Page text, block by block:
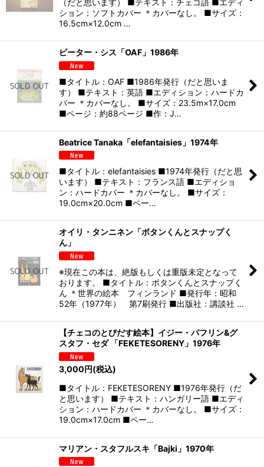
ション：ソフトカバー ＊カバーなし。 ■サイズ：
16.5cm×12.0cm …
ピーター・シス「OAF」1986年
■タイトル：OAF ■1986年発行（だと思いま
す） ■テキスト：英語 ■エディション：ハードカ
バー ＊カバーなし。 ■サイズ：23.5m×17.0cm
■ページ：約88ページ ■作：J…
Beatrice Tanaka「elefantaisies」1974年
■タイトル：elefantaisies ■1974年発行（だと思
います） ■テキスト：フランス語 ■エディショ
ン：ハードカバー ＊カバーなし。 ■サイズ：
19.0cm×20.0cm ■ペー…
オイリ・タンニネン「ボタンくんとスナップく
ん」
※現在この本は、絶版もしくは重版未定となって
おります。 ■タイトル：ボタンくんとスナップく
ん ＊世界の絵本 フィンランド ■発行年：昭和
52年（1977年） 第7刷発行 ■出版社：講談社 …
【チェコのとびだす絵本】イジー・パフリン&グ
スタフ・セダ 「FEKETESORENY」1976年
3,000円(税込)
■タイトル：FEKETESORENY ■1976年発行（だ
と思います） ■テキスト：ハンガリー語 ■エディ
ション：ハードカバー ＊カバーなし。 ■サイズ：
19.0cm×17.0cm ■ペー…
マリアン・スタフルスキ「Bajki」1970年